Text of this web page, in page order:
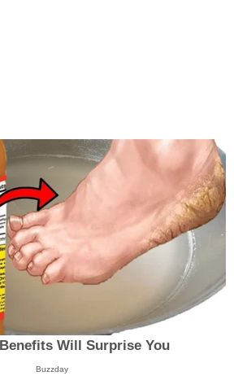
Will Surprise You
Buzzday